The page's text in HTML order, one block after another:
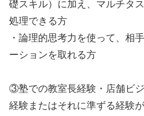
礎スキル）に加え、マルチタ
処理できる方
・論理的思考力を使って、相
ーションを取れる方
③塾での教室長経験・店舗ビ
経験またはそれに準ずる経験